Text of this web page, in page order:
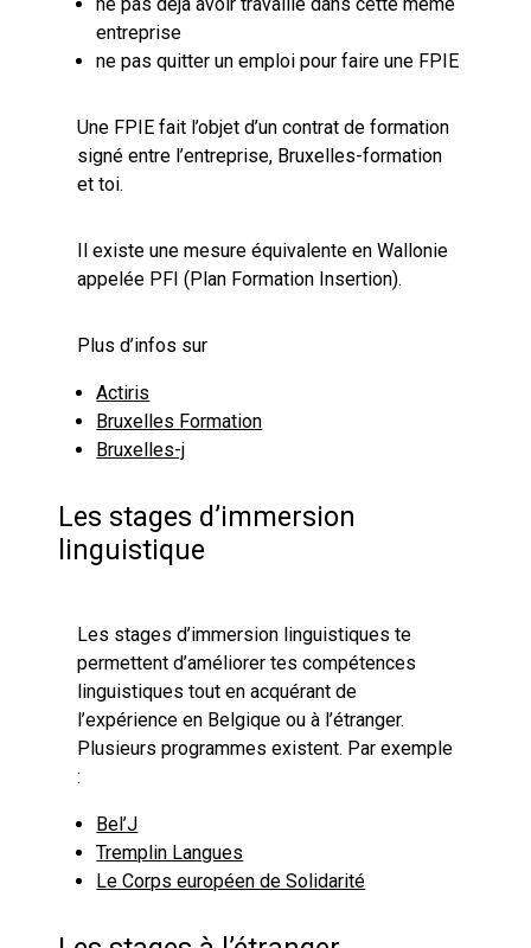
ne pas déjà avoir travaillé dans cette même
entreprise
ne pas quitter un emploi pour faire une FPIE
Une FPIE fait l’objet d’un contrat de formation
signé entre l’entreprise, Bruxelles-formation
et toi.
Il existe une mesure équivalente en Wallonie
appelée PFI (Plan Formation Insertion).
Plus d’infos sur
Actiris
Bruxelles Formation
Bruxelles-j
Les stages d’immersion
linguistique
Les stages d’immersion linguistiques te
permettent d’améliorer tes compétences
linguistiques tout en acquérant de
l’expérience en Belgique ou à l’étranger.
Plusieurs programmes existent. Par exemple
:
Bel’J
Tremplin Langues
Le Corps européen de Solidarité